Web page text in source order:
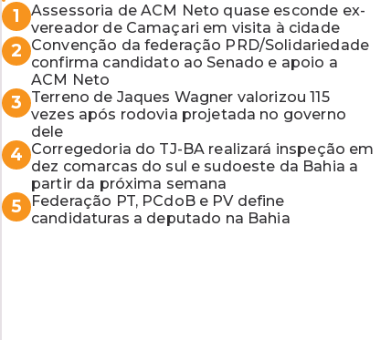
1
Assessoria de ACM Neto quase esconde ex-
vereador de Camaçari em visita à cidade
2
Convenção da federação PRD/Solidariedade
confirma candidato ao Senado e apoio a
ACM Neto
3
Terreno de Jaques Wagner valorizou 115
vezes após rodovia projetada no governo
dele
4 Corregedoria do TJ-BA realizará inspeção em
dez comarcas do sul e sudoeste da Bahia a
partir da próxima semana
5
Federação PT, PCdoB e PV define
candidaturas a deputado na Bahia